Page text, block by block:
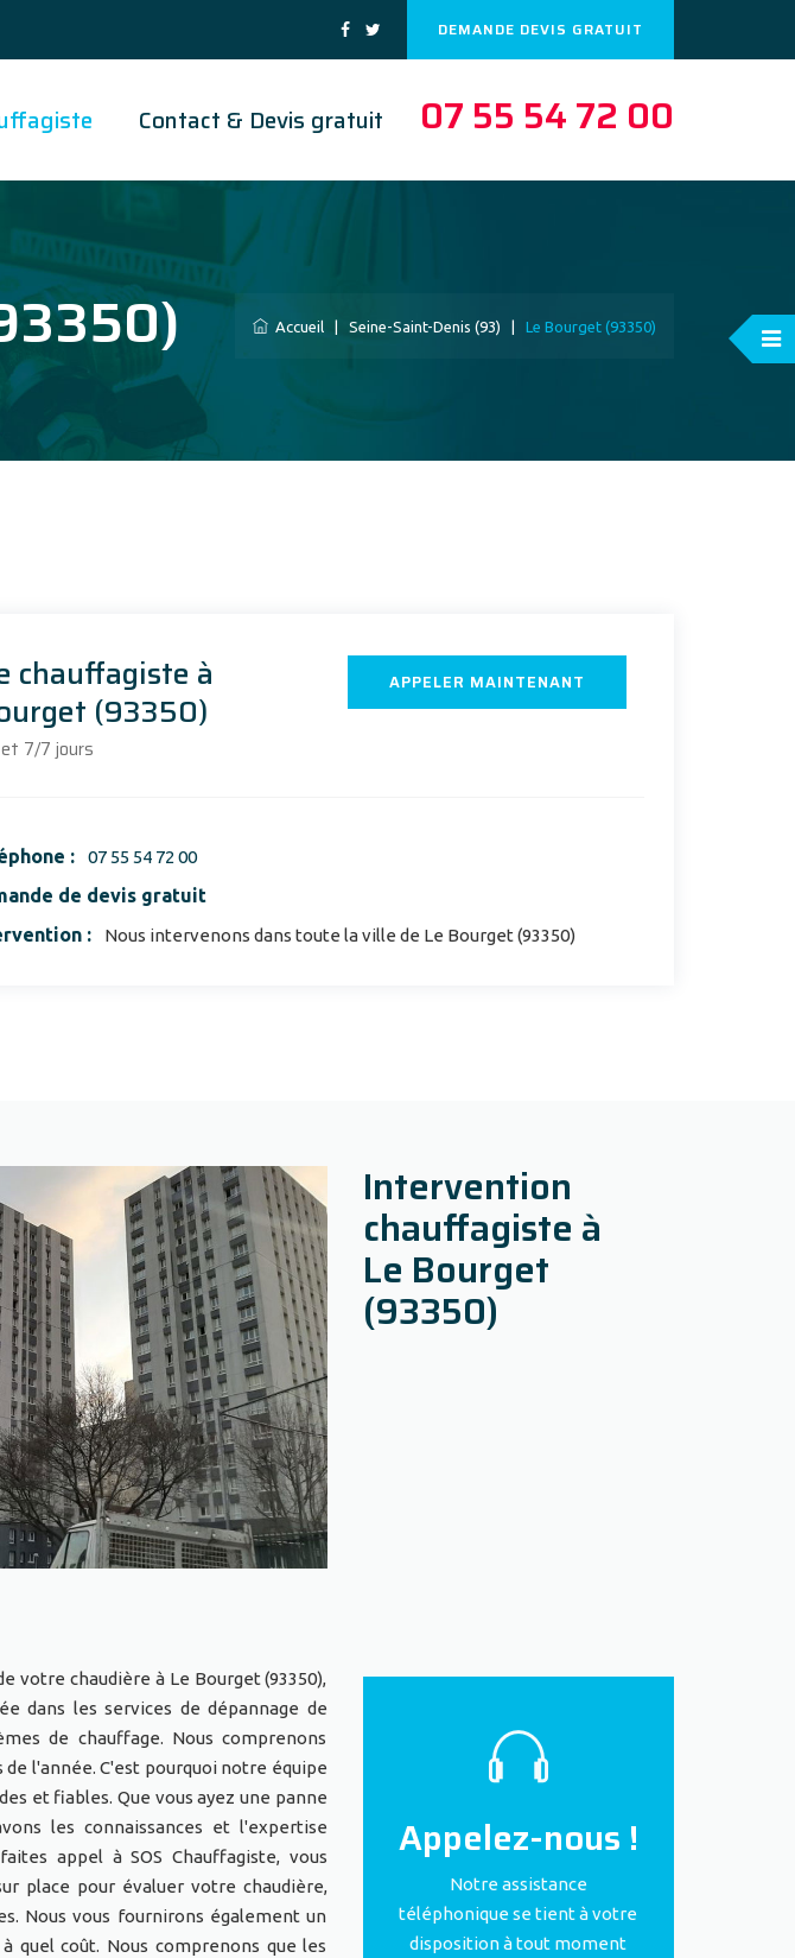
DEMANDE DEVIS GRATUIT
Contact & Devis gratuit 07 55 54 72 00
Accueil Seine-Saint-Denis (93) Le Bourget (93350)
chauffagiste à
(93350)
7/7 jours
APPELER MAINTENANT
: 07 55 54 72 00
de devis gratuit
:
Nous intervenons dans toute la ville de Le Bourget (93350)
votre chaudière à Le Bourget (93350),
dans les services de dépannage de
de chauffage. Nous comprenons
l'année. C'est pourquoi notre équipe
et fiables. Que vous ayez une panne
les connaissances et l'expertise
appel à SOS Chauffagiste, vous
place pour évaluer votre chaudière,
Nous vous fournirons également un
coût. Nous comprenons que les
Intervention
chauffagiste à
Le Bourget
(93350)
Appelez-nous !
Notre assistance
téléphonique se tient à votre
disposition à tout moment